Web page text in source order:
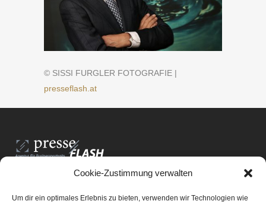
Cookie-Zustimmung verwalten
Um dir ein optimales Erlebnis zu bieten, verwenden wir Technologien wie
© SISSI FURGLER FOTOGRAFIE |
presseflash.at
PresseFlash e.U.